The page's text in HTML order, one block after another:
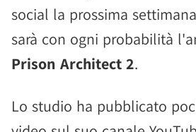
social la prossima
sarà con ogni probabilità
Prison Architect 2.
Lo studio ha pubblicato